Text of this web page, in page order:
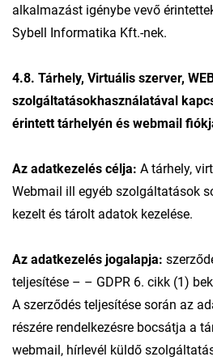
alkalmazást igénybe vevő
Sybell Informatika Kft.-nek.
4.8. Tárhely, Virtuális szerver,
szolgáltatásokhasználatával
érintett tárhelyén és webmail
Az adatkezelés célja: A tárhely,
Webmail ill egyéb szolgáltatások
kezelt és tárolt adatok kezelése.
Az adatkezelés jogalapja:
teljesítése – – GDPR 6. cikk (1)
A szerződés teljesítése során az
részére rendelkezésre bocsátja a
webmail, hírlevél küldő